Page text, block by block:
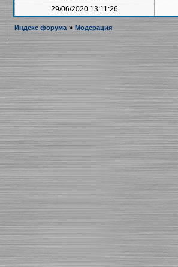
29/06/2020 13:11:26
Индекс форума » Модерация